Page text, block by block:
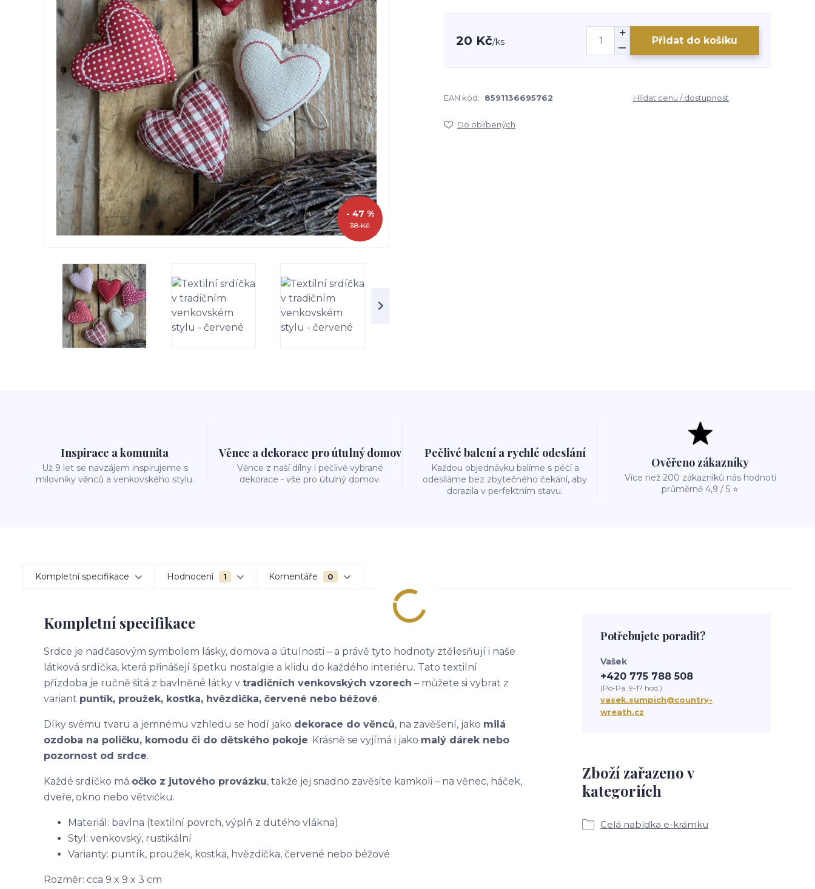
38 Kč
- 47 %
20 Kč/ks Přidat do košíku
EAN kód: 8591136695762 Hlídat cenu / dostupnost
Do oblíbených
Inspirace a komunita
Už 9 let se navzájem inspirujeme s
milovníky věnců a venkovského stylu.
Věnce a dekorace pro útulný domov
Věnce z naší dílny i pečlivě vybrané
dekorace - vše pro útulný domov.
Pečlivé balení a rychlé odeslání
Každou objednávku balíme s péčí a
odesíláme bez zbytečného čekání, aby
dorazila v perfektním stavu.
Ověřeno zákazníky
Více než 200 zákazníků nás hodnotí
průměrně 4,9 / 5 ⭐
Kompletní specifikace Hodnocení 1 Komentáře 0
Kompletní specifikace
Srdce je nadčasovým symbolem lásky, domova a útulnosti – a právě tyto hodnoty ztělesňují i naše
látková srdíčka, která přinášejí špetku nostalgie a klidu do každého interiéru. Tato textilní
přízdoba je ručně šitá z bavlněné látky v tradičních venkovských vzorech – můžete si vybrat z
variant puntík, proužek, kostka, hvězdička, červené nebo béžové.
Díky svému tvaru a jemnému vzhledu se hodí jako dekorace do věnců, na zavěšení, jako milá
ozdoba na poličku, komodu či do dětského pokoje. Krásně se vyjímá i jako malý dárek nebo
pozornost od srdce.
Každé srdíčko má očko z jutového provázku, takže jej snadno zavěsíte kamkoli – na věnec, háček,
dveře, okno nebo větvičku.
Materiál: bavlna (textilní povrch, výplň z dutého vlákna)
Styl: venkovský, rustikální
Varianty: puntík, proužek, kostka, hvězdička, červené nebo béžové
Rozměr: cca 9 x 9 x 3 cm
Zboží zařazeno v
kategoriích
Celá nabídka e-krámku
Potřebujete poradit?
Vašek
+420 775 788 508
(Po-Pá, 9-17 hod.)
vasek.sumpich@country-
wreath.cz